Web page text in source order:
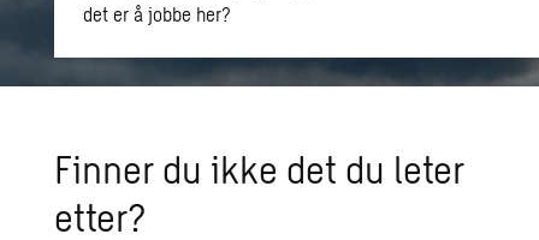
det er å jobbe her?
Finner du ikke det du leter
etter?